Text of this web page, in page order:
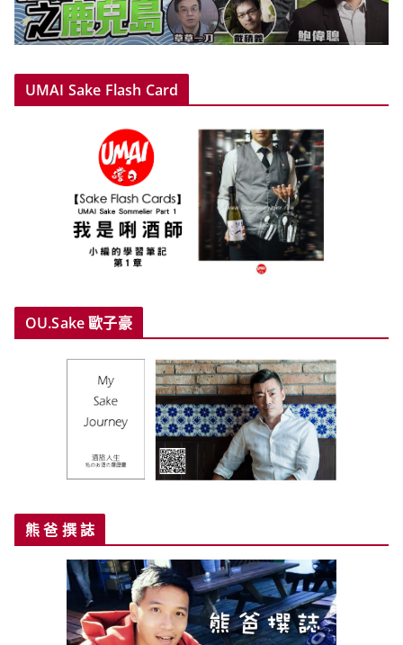
UMAI Sake Flash Card
OU.Sake 歐子豪
熊 爸 撰 誌